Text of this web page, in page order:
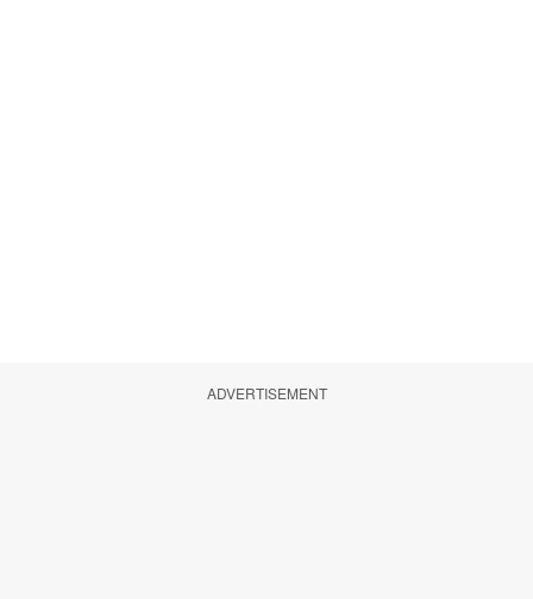
ADVERTISEMENT